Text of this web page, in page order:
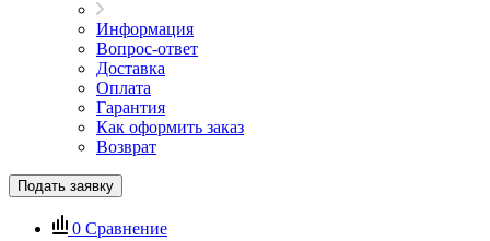
Информация
Вопрос-ответ
Доставка
Оплата
Гарантия
Как оформить заказ
Возврат
Подать заявку
0 Сравнение